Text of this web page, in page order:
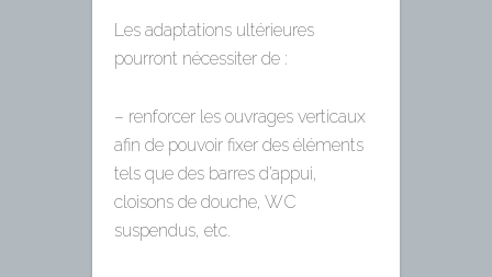
Les adaptations ultérieures
pourront nécessiter de :
– renforcer les ouvrages verticaux
afin de pouvoir fixer des éléments
tels que des barres d’appui,
cloisons de douche, WC
suspendus, etc.